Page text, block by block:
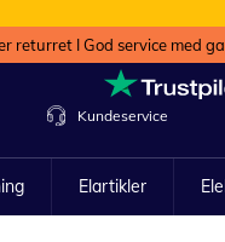
returret I God service med
Kundeservice
Elartikler